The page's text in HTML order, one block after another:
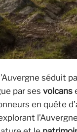
séduit
par ses volcans
en quête